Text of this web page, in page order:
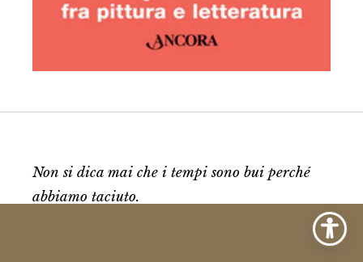
Non si dica mai che i tempi sono bui perché
abbiamo taciuto.